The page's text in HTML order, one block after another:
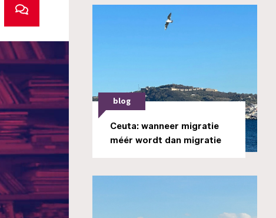
blog
Ceuta: wanneer migratie
méér wordt dan migratie